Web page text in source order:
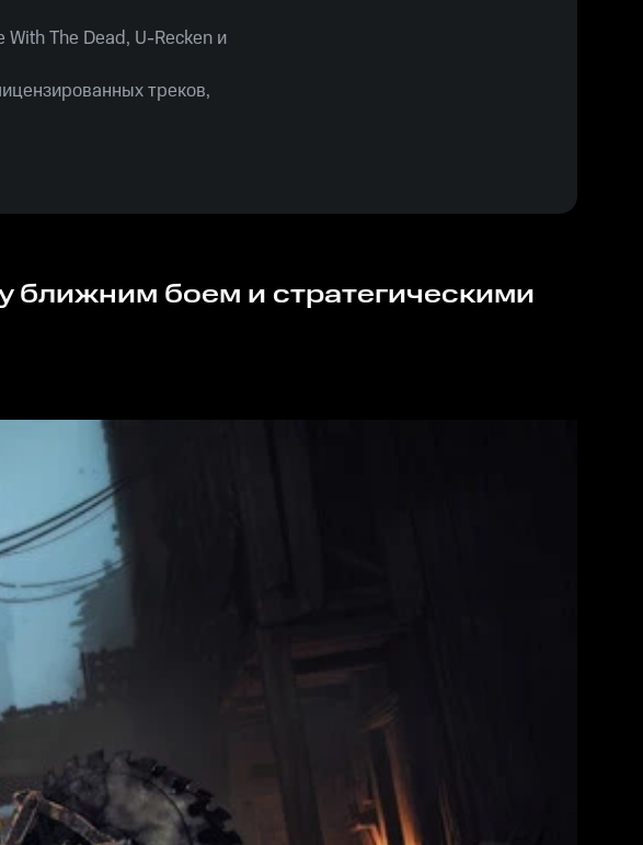
The Dead, U-Recken и
треков,
игрой вместе с